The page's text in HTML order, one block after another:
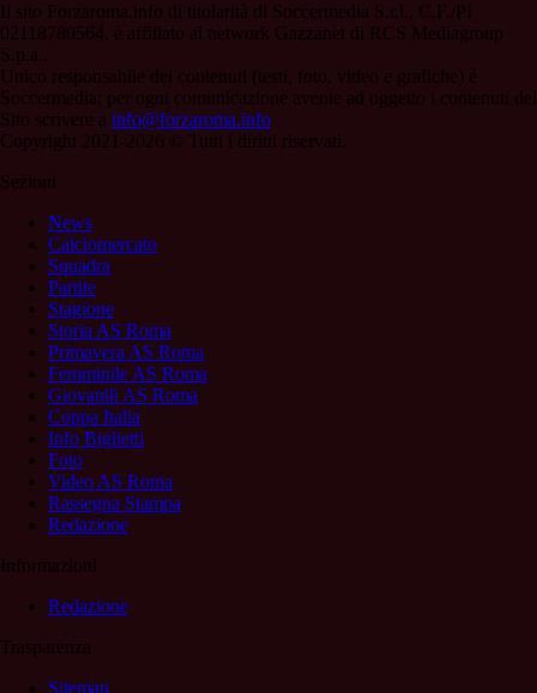
Il sito Forzaroma.info di titolarità di Soccermedia S.r.l., C.F./PI
02118780564, è affiliato al network Gazzanet di RCS Mediagroup
S.p.a..
Unico responsabile dei contenuti (testi, foto, video e grafiche) è
Soccermedia; per ogni comunicazione avente ad oggetto i contenuti del
Sito scrivere a info@forzaroma.info
Copyright 2021-2026 © Tutti i diritti riservati.
Sezioni
News
Calciomercato
Squadra
Partite
Stagione
Storia AS Roma
Primavera AS Roma
Femminile AS Roma
Giovanili AS Roma
Coppa Italia
Info Biglietti
Foto
Video AS Roma
Rassegna Stampa
Redazione
Informazioni
Redazione
Trasparenza
Sitemap